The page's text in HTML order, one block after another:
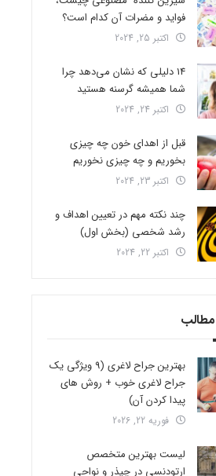
فواید و مضرات آن کدام است؟
اکتبر 25, 2024
14 دلیلی که نشان می‌دهد چرا
شما همیشه گرسنه هستید
اکتبر 24, 2024
قبل از اهدای خون چه چیزی
بخوریم و چه چیزی نخوریم
اکتبر 23, 2024
چند نکته مهم در تعیین اهداف و
رشد شخصی (بخش اول)
اکتبر 22, 2024
بهترین جراح لاغری (9 ویژگی یک
جراح لاغری خوب + روش های
پیدا کردن آن)
فوریه 22, 2026
لیست بهترین متخصص
ارتودنسی در چیذر و نواحی